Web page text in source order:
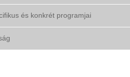
és konkrét programjai